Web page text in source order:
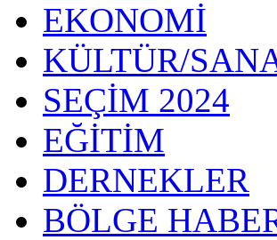
EKONOMİ
KÜLTÜR/
SEÇİM 2024
EĞİTİM
DERNEKLER
BÖLGE